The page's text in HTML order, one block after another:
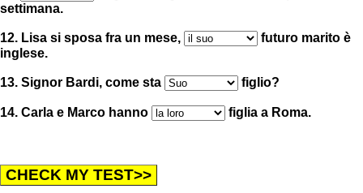
settimana.
12. Lisa si sposa fra un mese,
futuro marito è
inglese.
13. Signor Bardi, come sta figlio?
14. Carla e Marco hanno figlia a Roma.